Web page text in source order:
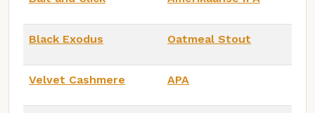
Black Exodus Oatmeal Stout
Velvet Cashmere APA